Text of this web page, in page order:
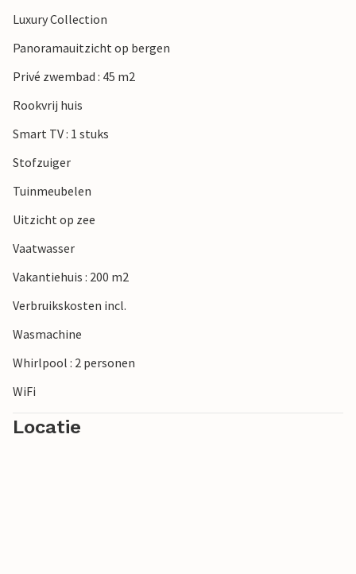
Luxury Collection
Panoramauitzicht op bergen
Privé zwembad : 45 m2
Rookvrij huis
Smart TV : 1 stuks
Stofzuiger
Tuinmeubelen
Uitzicht op zee
Vaatwasser
Vakantiehuis : 200 m2
Verbruikskosten incl.
Wasmachine
Whirlpool : 2 personen
WiFi
Locatie